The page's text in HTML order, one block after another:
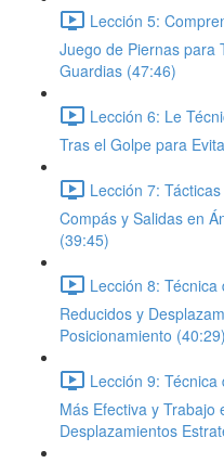
Lección 5:
Juego de Piernas para
Guardias (47:46)
Lección 6: Le
Tras el Golpe para
Lección 7:
Compás y Salidas en
(39:45)
Lección 8:
Reducidos y
Posicionamiento (40:29)
Lección 9:
Más Efectiva y Trabajo
Desplazamientos